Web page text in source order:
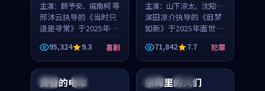
主演： 顾予安、戚南柯 等
邢沐云执导的《当时只
道是寻常》于2025年面
世，泰国的城市气质与
母女情深的人物心境共
同构筑了影片基调。顾
予安、戚南柯用细腻的
表演撑起整部喜剧电
95,324 9.3 喜剧
主演： 山下凉太、沈知韵
等
滨田凉介执导的《旧梦
如新》于2025年面世，
中国台湾的城市气质与
异国相遇的人物心境共
同构筑了影片基调。山
下凉太、沈知韵用细腻
的表演撑起整部犯罪
71,842 7.7 犯罪
日本 4K
黄昏的电车 泰国 完结
余晖里的人们